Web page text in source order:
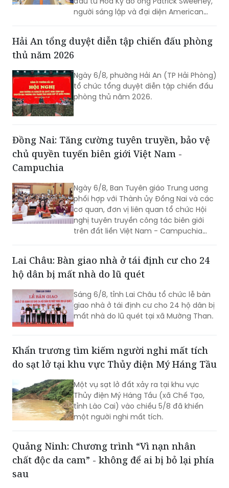
người sáng lập và đại diện American
tìm hiểu cơ hội đầu tư tại Hải Phòng.
Hải An tổng duyệt diễn tập chiến đấu phòng
thủ năm 2026
Ngày 6/8, phường Hải An (TP Hải Phòng)
tổ chức tổng duyệt diễn tập chiến đấu
phòng thủ năm 2026.
Đồng Nai: Tăng cường tuyên truyền, bảo vệ
chủ quyền tuyến biên giới Việt Nam -
Campuchia
Ngày 6/8, Ban Tuyên giáo Trung ương
phối hợp với Thành ủy Đồng Nai và các
cơ quan, đơn vị liên quan tổ chức Hội
nghị tuyên truyền công tác biên giới
trên đất liền Việt Nam - Campuchia
Lai Châu: Bàn giao nhà ở tái định cư cho 24
hộ dân bị mất nhà do lũ quét
Sáng 6/8, tỉnh Lai Châu tổ chức lễ bàn
giao nhà ở tái định cư cho 24 hộ dân bị
mất nhà do lũ quét tại xã Mường Than.
Khẩn trương tìm kiếm người nghi mất tích
do sạt lở tại khu vực Thủy điện Mý Háng Tầu
Một vụ sạt lở đất xảy ra tại khu vực
Thủy điện Mý Háng Tầu (xã Chế Tạo,
tỉnh Lào Cai) vào chiều 5/8 đã khiến
một người nghi mất tích.
Quảng Ninh: Chương trình “Vì nạn nhân
chất độc da cam” - không để ai bị bỏ lại phía
sau